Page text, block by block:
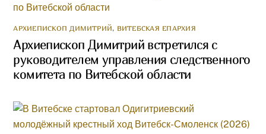
АРХИЕПИСКОП ДИМИТРИЙ, ВИТЕБСКАЯ ЕПАРХИЯ
Архиепископ Димитрий встретился с
руководителем управления следственного
комитета по Витебской области